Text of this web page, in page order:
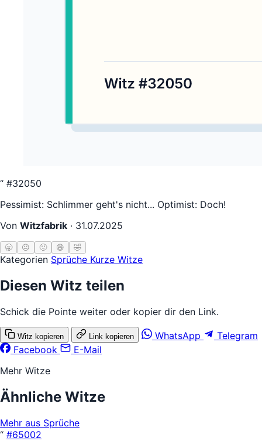
“ #32050
Pessimist: Schlimmer geht's nicht... Optimist: Doch!
Von Witzfabrik · 31.07.2025
🥱 😐 🙂 😄 🤣
Kategorien Sprüche Kurze Witze
Diesen Witz teilen
Schick die Pointe weiter oder kopier dir den Link.
Witz kopieren Link kopieren WhatsApp
Telegram
Facebook
E-Mail
Mehr Witze
Ähnliche Witze
Mehr aus Sprüche
“ #65002